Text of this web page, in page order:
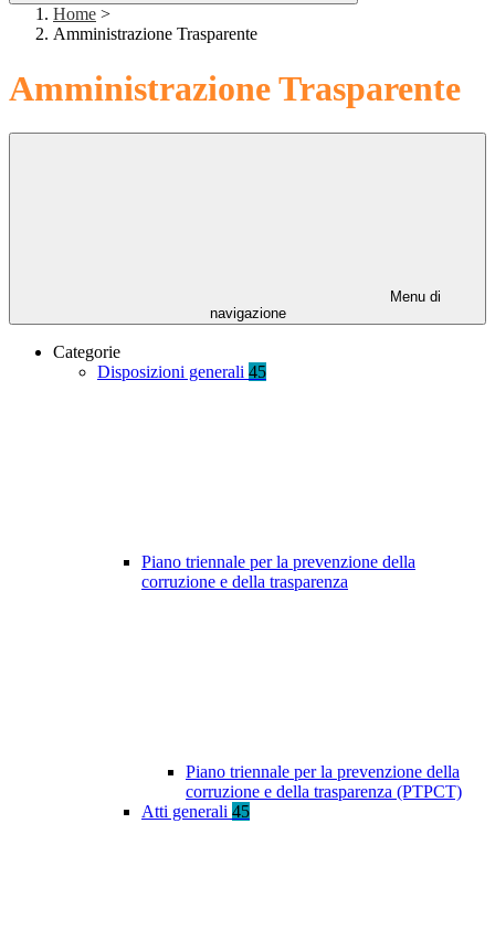
Home >
Amministrazione Trasparente
Amministrazione Trasparente
Menu di
navigazione
Categorie
Disposizioni generali 45
Piano triennale per la prevenzione della
corruzione e della trasparenza
Piano triennale per la prevenzione della
corruzione e della trasparenza (PTPCT)
Atti generali 45